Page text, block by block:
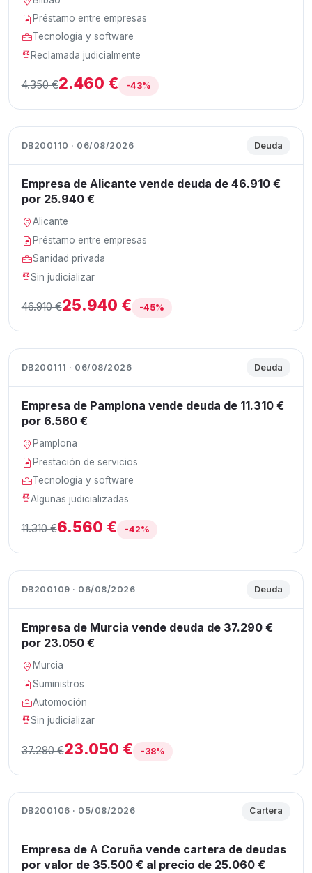
Préstamo entre empresas
Tecnología y software
Reclamada judicialmente
4.350 €2.460 € -43%
DB200110 · 06/08/2026 Deuda
Empresa de Alicante vende deuda de 46.910 €
por 25.940 €
Alicante
Préstamo entre empresas
Sanidad privada
Sin judicializar
46.910 €25.940 € -45%
DB200111 · 06/08/2026 Deuda
Empresa de Pamplona vende deuda de 11.310 €
por 6.560 €
Pamplona
Prestación de servicios
Tecnología y software
Algunas judicializadas
11.310 €6.560 € -42%
DB200109 · 06/08/2026 Deuda
Empresa de Murcia vende deuda de 37.290 €
por 23.050 €
Murcia
Suministros
Automoción
Sin judicializar
37.290 €23.050 € -38%
DB200106 · 05/08/2026 Cartera
Empresa de A Coruña vende cartera de deudas
por valor de 35.500 € al precio de 25.060 €